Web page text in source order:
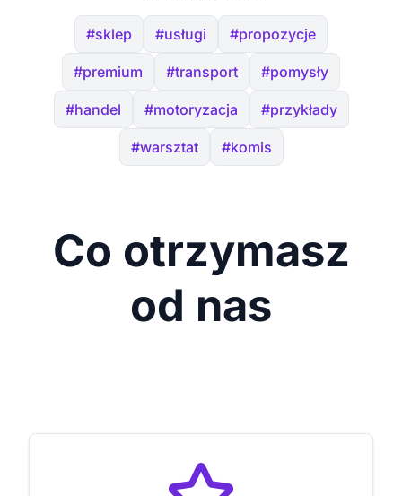
#sklep #usługi #propozycje
#premium #transport #pomysły
#handel #motoryzacja #przykłady
#warsztat #komis
Co otrzymasz
od nas